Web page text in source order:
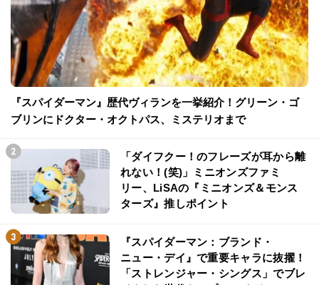
『スパイダーマン』歴代ヴィランを一挙紹介！グリーン・ゴ
ブリンにドクター・オクトパス、ミステリオまで
「ダイフクー！のフレーズが耳から離
れない！(笑)」ミニオンズファミ
リー、LiSAの『ミニオンズ＆モンス
ターズ』推しポイント
『スパイダーマン：ブランド・
ニュー・デイ』で重要キャラに抜擢！
「ストレンジャー・シングス」でブレ